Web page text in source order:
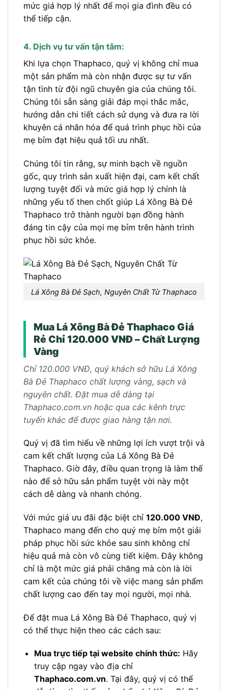
mức giá hợp lý nhất để mọi gia đình đều có
thể tiếp cận.
4. Dịch vụ tư vấn tận tâm:
Khi lựa chọn Thaphaco, quý vị không chỉ mua
một sản phẩm mà còn nhận được sự tư vấn
tận tình từ đội ngũ chuyên gia của chúng tôi.
Chúng tôi sẵn sàng giải đáp mọi thắc mắc,
hướng dẫn chi tiết cách sử dụng và đưa ra lời
khuyên cá nhân hóa để quá trình phục hồi của
mẹ bỉm đạt hiệu quả tối ưu nhất.
Chúng tôi tin rằng, sự minh bạch về nguồn
gốc, quy trình sản xuất hiện đại, cam kết chất
lượng tuyệt đối và mức giá hợp lý chính là
những yếu tố then chốt giúp Lá Xông Bà Đẻ
Thaphaco trở thành người bạn đồng hành
đáng tin cậy của mọi mẹ bỉm trên hành trình
phục hồi sức khỏe.
Lá Xông Bà Đẻ Sạch, Nguyên Chất Từ Thaphaco
Mua Lá Xông Bà Đẻ Thaphaco Giá
Rẻ Chỉ 120.000 VNĐ – Chất Lượng
Vàng
Chỉ 120.000 VNĐ, quý khách sở hữu Lá Xông
Bà Đẻ Thaphaco chất lượng vàng, sạch và
nguyên chất. Đặt mua dễ dàng tại
Thaphaco.com.vn hoặc qua các kênh trực
tuyến khác để được giao hàng tận nơi.
Quý vị đã tìm hiểu về những lợi ích vượt trội và
cam kết chất lượng của Lá Xông Bà Đẻ
Thaphaco. Giờ đây, điều quan trọng là làm thế
nào để sở hữu sản phẩm tuyệt vời này một
cách dễ dàng và nhanh chóng.
Với mức giá ưu đãi đặc biệt chỉ 120.000 VNĐ,
Thaphaco mang đến cho quý mẹ bỉm một giải
pháp phục hồi sức khỏe sau sinh không chỉ
hiệu quả mà còn vô cùng tiết kiệm. Đây không
chỉ là một mức giá phải chăng mà còn là lời
cam kết của chúng tôi về việc mang sản phẩm
chất lượng cao đến tay mọi người, mọi nhà.
Để đặt mua Lá Xông Bà Đẻ Thaphaco, quý vị
có thể thực hiện theo các cách sau:
Mua trực tiếp tại website chính thức: Hãy
truy cập ngay vào địa chỉ
Thaphaco.com.vn. Tại đây, quý vị có thể